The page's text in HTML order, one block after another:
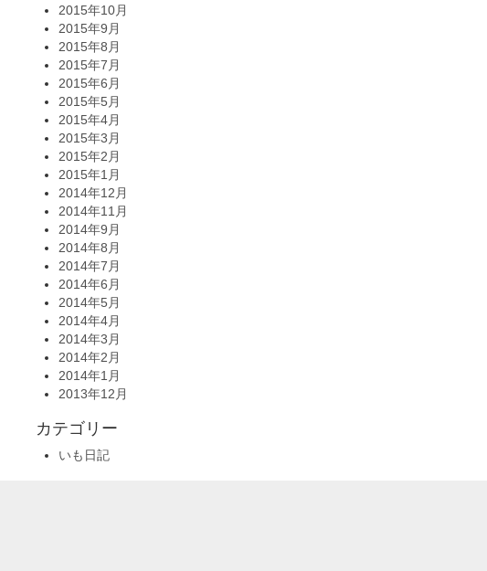
2015年10月
2015年9月
2015年8月
2015年7月
2015年6月
2015年5月
2015年4月
2015年3月
2015年2月
2015年1月
2014年12月
2014年11月
2014年9月
2014年8月
2014年7月
2014年6月
2014年5月
2014年4月
2014年3月
2014年2月
2014年1月
2013年12月
カテゴリー
いも日記